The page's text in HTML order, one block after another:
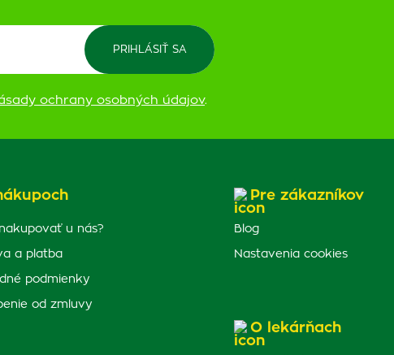
ochrany osobných údajov.
u nás?
a platba
podmienky
od zmluvy
Pre zákazníkov
Blog
Nastavenia cookies
O lekárňach